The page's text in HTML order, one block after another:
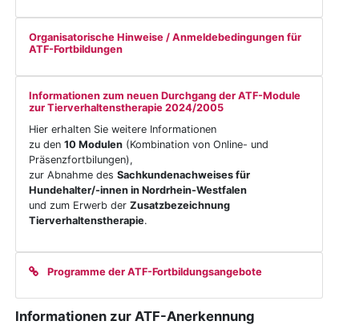
Organisatorische Hinweise / Anmeldebedingungen für
ATF-Fortbildungen
Informationen zum neuen Durchgang der ATF-Module
zur Tierverhaltenstherapie 2024/2005
Hier erhalten Sie weitere Informationen
zu den10 Modulen (Kombination von Online- und
Präsenzfortbilungen),
zur Abnahme desSachkundenachweises für
Hundehalter/-innen in Nordrhein-Westfalen
und zum Erwerb derZusatzbezeichnung
Tierverhaltenstherapie.
Programme der ATF-Fortbildungsangebote
Informationen zur ATF-Anerkennung